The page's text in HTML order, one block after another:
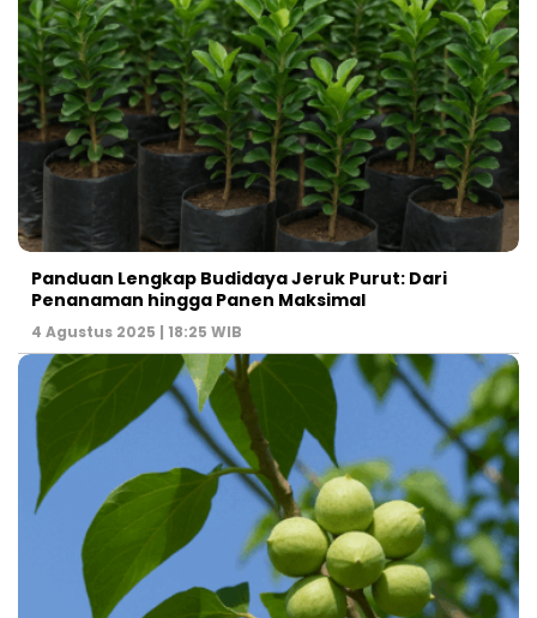
Panduan Lengkap Budidaya Jeruk Purut: Dari
Penanaman hingga Panen Maksimal
4 Agustus 2025 | 18:25 WIB